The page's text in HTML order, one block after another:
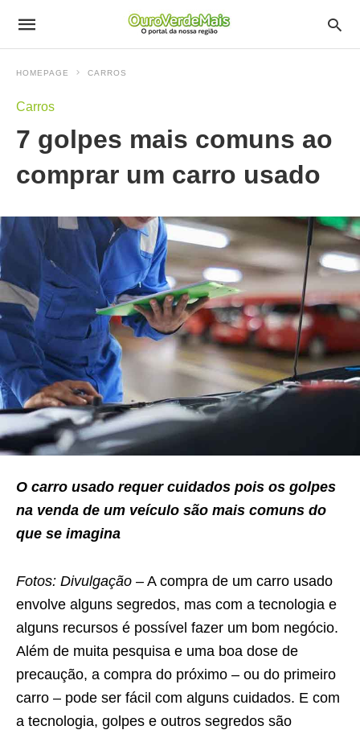
HOMEPAGE CARROS
Carros
7 golpes mais comuns ao
comprar um carro usado
O carro usado requer cuidados pois os golpes
na venda de um veículo são mais comuns do
que se imagina
Fotos: Divulgação – A compra de um carro usado
envolve alguns segredos, mas com a tecnologia e
alguns recursos é possível fazer um bom negócio.
Além de muita pesquisa e uma boa dose de
precaução, a compra do próximo – ou do primeiro
carro – pode ser fácil com alguns cuidados. E com
a tecnologia, golpes e outros segredos são